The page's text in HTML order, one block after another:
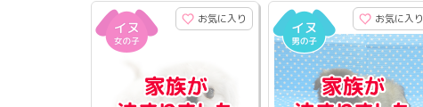
お気に入り お気に入り